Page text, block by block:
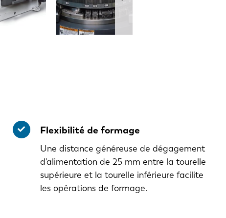
Flexibilité de formage
Une distance généreuse de dégagement
d'alimentation de 25 mm entre la tourelle
supérieure et la tourelle inférieure facilite
les opérations de formage.